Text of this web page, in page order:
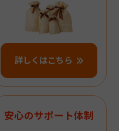
詳しくはこちら
安心のサポート体制